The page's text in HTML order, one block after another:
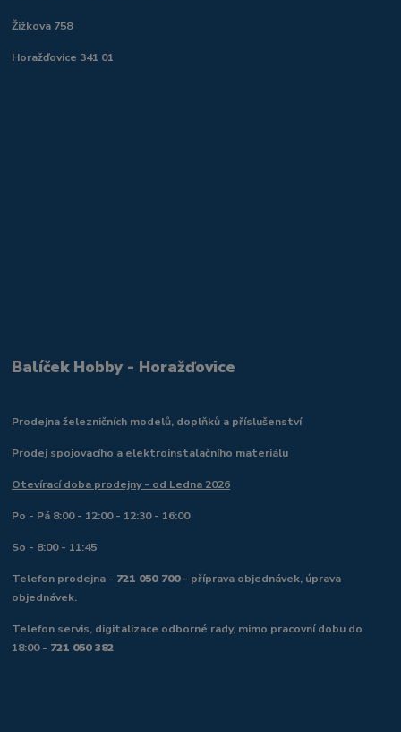
Žižkova 758
Horažďovice 341 01
Balíček Hobby - Horažďovice
Prodejna železničních modelů, doplňků a příslušenství
Prodej spojovacího a elektroinstalačního materiálu
Otevírací doba prodejny - od Ledna 2026
Po - Pá 8:00 - 12:00 - 12:30 - 16:00
So - 8:00 - 11:45
Telefon prodejna - 721 050 700- příprava objednávek, úprava
objednávek.
Telefon servis, digitalizace odborné rady, mimo pracovní dobu do
18:00 - 721 050 382